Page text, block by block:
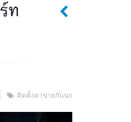
ท
ติดตั้งตาข่ายกันนก